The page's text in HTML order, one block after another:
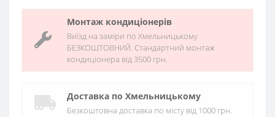
Монтаж кондиціонерів
Виїзд на заміри по Хмельницькому
БЕЗКОШТОВНИЙ. Стандартний монтаж
кондиціонера від 3500 грн.
Доставка по Хмельницькому
Безкоштовна доставка по місту від 1000 грн.